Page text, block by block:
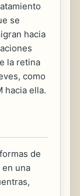
se
hacia
la retina
como
hacia ella.
de
una